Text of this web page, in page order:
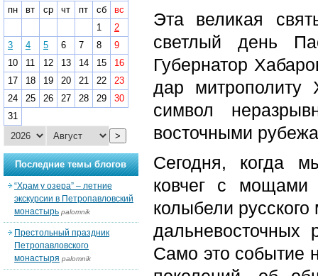
Эта великая
светлый день
Губернатор
дар митрополиту
символ
восточными
Сегодня, когда
ковчег с мощами
колыбели
дальневосточных
Само это событие
пн
вт ср чт пт сб
вс
1
2
3
4 5 6 7 8
9
10
11 12 13 14 15
16
17
18 19 20 21 22
23
24
25 26 27 28 29
30
31
>
Последние темы блогов
“Храм у озера” – летние
экскурсии в Петропавловский
монастырь palomnik
Престольный праздник
Петропавловского
монастыря palomnik